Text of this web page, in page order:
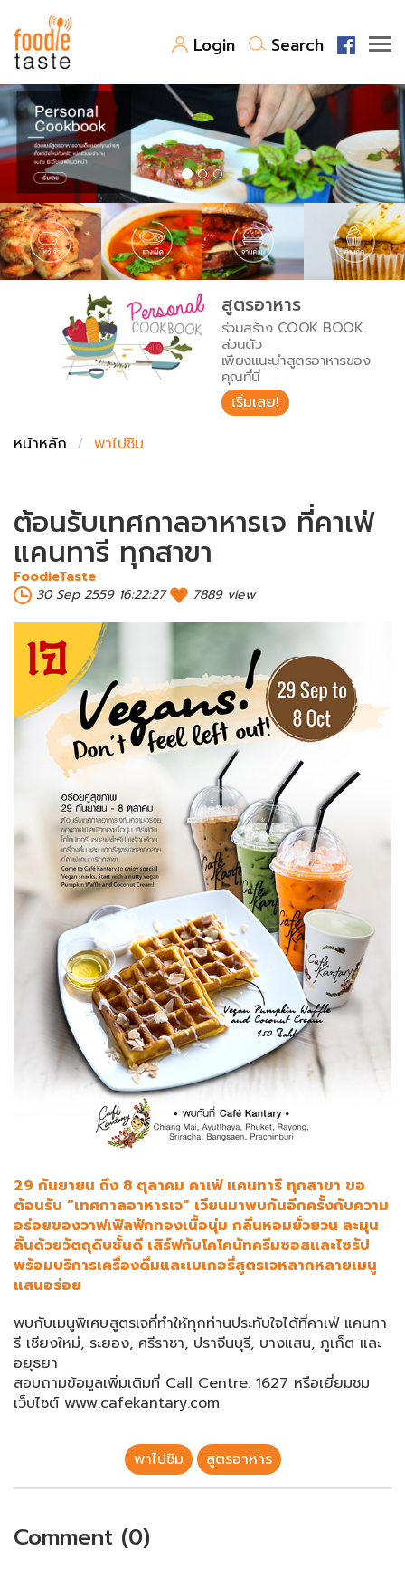
Login Search
สูตรอาหาร
สูตรอาหารล่าสุด
Top Foodie
พาไปชิม
สารพันก้นครัว
เคล็ดลับน่ารู้
เปรียบเทียบหน่วยการตวง
เปรียบเทียบอุณหภูมิ
เปรียบเทียบน้ำหนักวัตถุดิบ
FoodPedia
สร้าง Cookbook
สูตรอาหาร
ร่วมสร้าง COOK BOOK
ส่วนตัว
เพียงแนะนำสูตรอาหารของ
คุณที่นี่
เริ่มเลย!
หน้าหลัก
พาไปชิม
ต้อนรับเทศกาลอาหารเจ ที่คาเฟ่
แคนทารี ทุกสาขา
FoodieTaste
30 Sep 2559 16:22:27
7889 view
29 กันยายน ถึง 8 ตุลาคม คาเฟ่ แคนทารี ทุกสาขา ขอ
ต้อนรับ “เทศกาลอาหารเจ” เวียนมาพบกันอีกครั้งกับความ
อร่อยของวาฟเฟิลฟักทองเนื้อนุ่ม กลิ่นหอมยั่วยวน ละมุน
ลิ้นด้วยวัตถุดิบชั้นดี เสิร์ฟกับโคโคนัทครีมซอสและไซรัป
พร้อมบริการเครื่องดื่มและเบเกอรี่สูตรเจหลากหลายเมนู
แสนอร่อย
พบกับเมนูพิเศษสูตรเจที่ทำให้ทุกท่านประทับใจได้ที่คาเฟ่ แคนทา
รี เชียงใหม่, ระยอง, ศรีราชา, ปราจีนบุรี, บางแสน, ภูเก็ต และ
อยุธยา
สอบถามข้อมูลเพิ่มเติมที่ Call Centre: 1627 หรือเยี่ยมชม
เว็บไซต์ www.cafekantary.com
พาไปชิม สูตรอาหาร
Comment (0)